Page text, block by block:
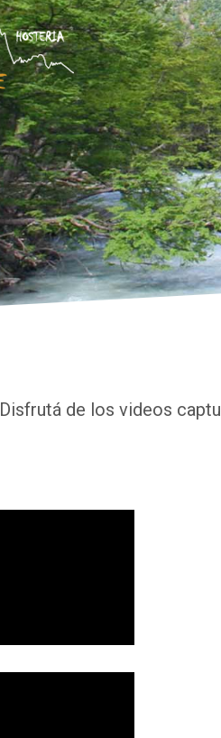
Disfrutá de los videos